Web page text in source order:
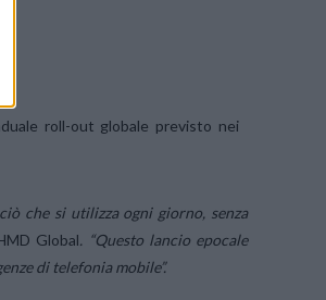
roll-out globale previsto nei
che si utilizza ogni giorno, senza
Global. “Questo lancio epocale
di telefonia mobile”.